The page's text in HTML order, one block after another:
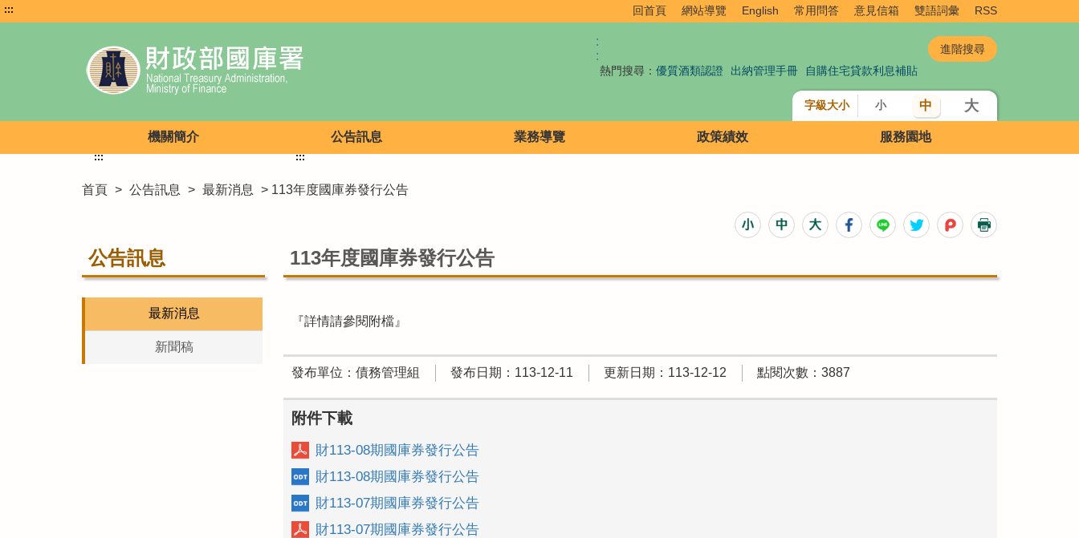
::: 回首頁 網站導覽 English 常用問答 意見信箱 雙語詞彙 RSS
:
:
熱門搜尋： 優質酒類認證 出納管理手冊 自購住宅貸款利息補貼
字級大小 小 中 大
機關簡介 公告訊息 業務導覽 政策績效 服務園地
首頁 > 公告訊息 > 最新消息 > 113年度國庫券發行公告
:::
公告訊息
最新消息
新聞稿
:::
113年度國庫券發行公告
『詳情請參閱附檔』
發布單位：債務管理組 發布日期：113-12-11 更新日期：113-12-12 點閱次數：3887
附件下載
財113-08期國庫券發行公告
財113-08期國庫券發行公告
財113-07期國庫券發行公告
財113-07期國庫券發行公告